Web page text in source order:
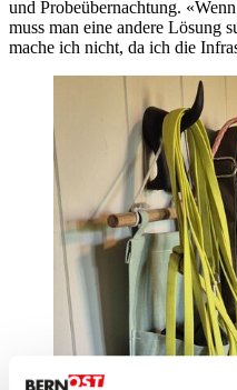
und Probeübernachtung.
muss man eine andere Lösung
mache ich nicht, da ich die